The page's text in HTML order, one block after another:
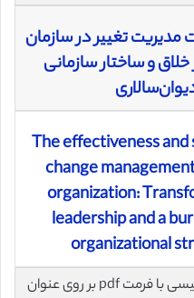
مدیریت تغییر در سازمان
و ساختار سازمانی
The effectiveness
change
organization:
leadership and a
organizational
برای دانلود رایگان مقاله انگلیسی با فرمت pdf بر روی عنوان